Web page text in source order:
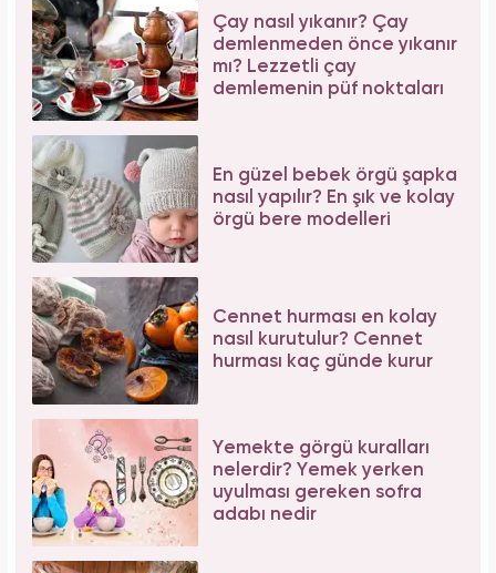
Çay nasıl yıkanır? Çay
demlenmeden önce yıkanır
mı? Lezzetli çay
demlemenin püf noktaları
En güzel bebek örgü şapka
nasıl yapılır? En şık ve kolay
örgü bere modelleri
Cennet hurması en kolay
nasıl kurutulur? Cennet
hurması kaç günde kurur
Yemekte görgü kuralları
nelerdir? Yemek yerken
uyulması gereken sofra
adabı nedir